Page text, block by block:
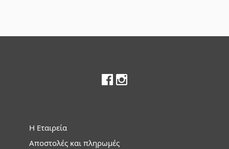
Η Εταιρεία
Αποστολές και πληρωμές